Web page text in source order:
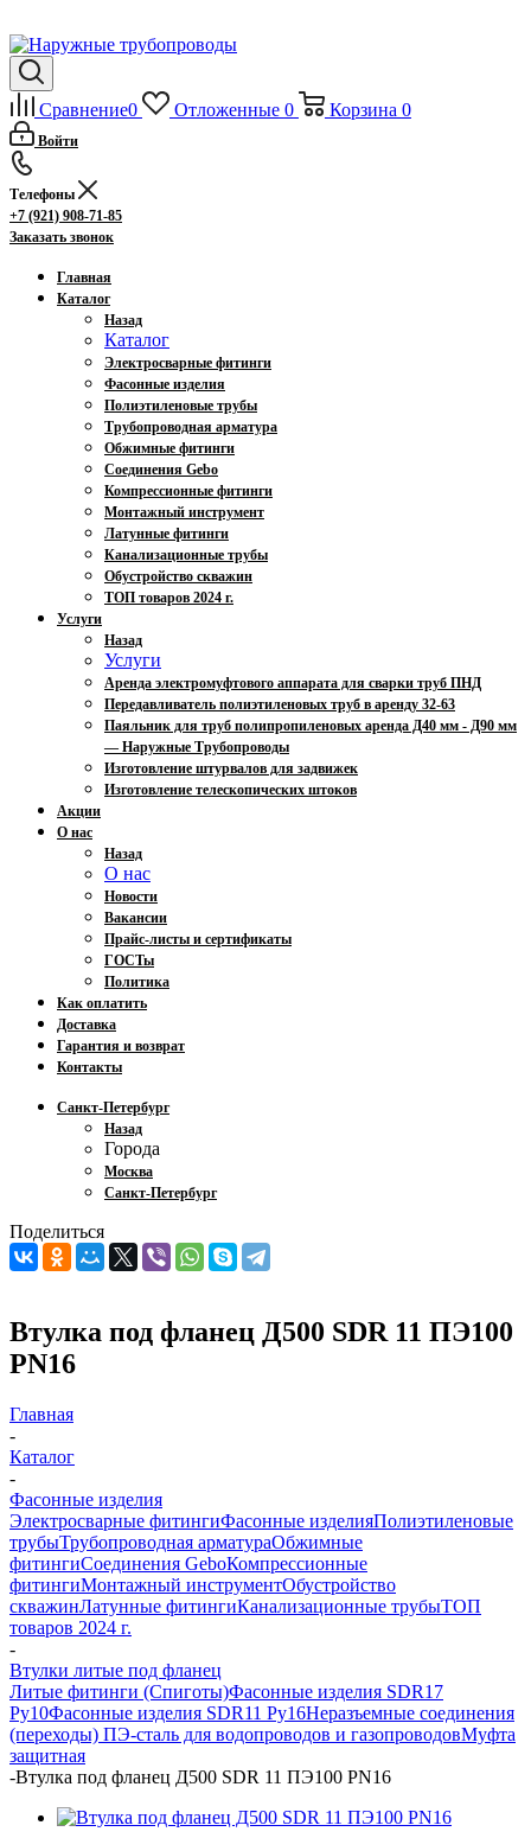
Сравнение0 Отложенные 0 Корзина 0
Войти
Телефоны
+7 (921) 908-71-85
Заказать звонок
Главная
Каталог
Назад
Каталог
Электросварные фитинги
Фасонные изделия
Полиэтиленовые трубы
Трубопроводная арматура
Обжимные фитинги
Соединения Gebo
Компрессионные фитинги
Монтажный инструмент
Латунные фитинги
Канализационные трубы
Обустройство скважин
ТОП товаров 2024 г.
Услуги
Назад
Услуги
Аренда электромуфтового аппарата для сварки труб ПНД
Передавливатель полиэтиленовых труб в аренду 32-63
Паяльник для труб полипропиленовых аренда Д40 мм - Д90 мм
— Наружные Трубопроводы
Изготовление штурвалов для задвижек
Изготовление телескопических штоков
Акции
О нас
Назад
О нас
Новости
Вакансии
Прайс-листы и сертификаты
ГОСТы
Политика
Как оплатить
Доставка
Гарантия и возврат
Контакты
Санкт-Петербург
Назад
Города
Москва
Санкт-Петербург
Поделиться
Втулка под фланец Д500 SDR 11 ПЭ100
PN16
Главная
-
Каталог
-
Фасонные изделия
Электросварные фитингиФасонные изделияПолиэтиленовые
трубыТрубопроводная арматураОбжимные
фитингиСоединения GeboКомпрессионные
фитингиМонтажный инструментОбустройство
скважинЛатунные фитингиКанализационные трубыТОП
товаров 2024 г.
-
Втулки литые под фланец
Литые фитинги (Спиготы)Фасонные изделия SDR17
Ру10Фасонные изделия SDR11 Ру16Неразъемные соединения
(переходы) ПЭ-сталь для водопроводов и газопроводовМуфта
защитная
-Втулка под фланец Д500 SDR 11 ПЭ100 PN16